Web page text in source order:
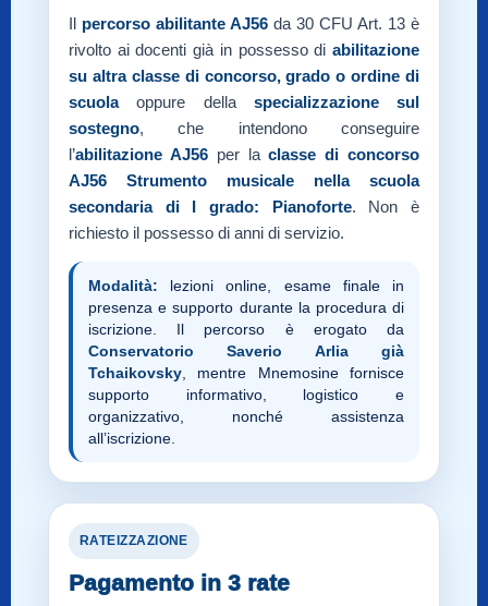
Il percorso abilitante AJ56 da 30 CFU Art. 13 è
rivolto ai docenti già in possesso di abilitazione
su altra classe di concorso, grado o ordine di
scuolaoppure della specializzazione sul
sostegno, che intendono conseguire
l’abilitazione AJ56per laclasse di concorso
AJ56
Strumento musicale nella scuola
secondaria di I grado: Pianoforte. Non è
richiesto il possesso di anni di servizio.
Modalità: lezioni online, esame finale in
presenza e supporto durante la procedura di
iscrizione. Il percorso è erogato da
Conservatorio Saverio Arlia già
Tchaikovsky , mentre Mnemosine fornisce
supporto informativo, logistico e
organizzativo, nonché assistenza
all’iscrizione.
RATEIZZAZIONE
Pagamento in 3 rate